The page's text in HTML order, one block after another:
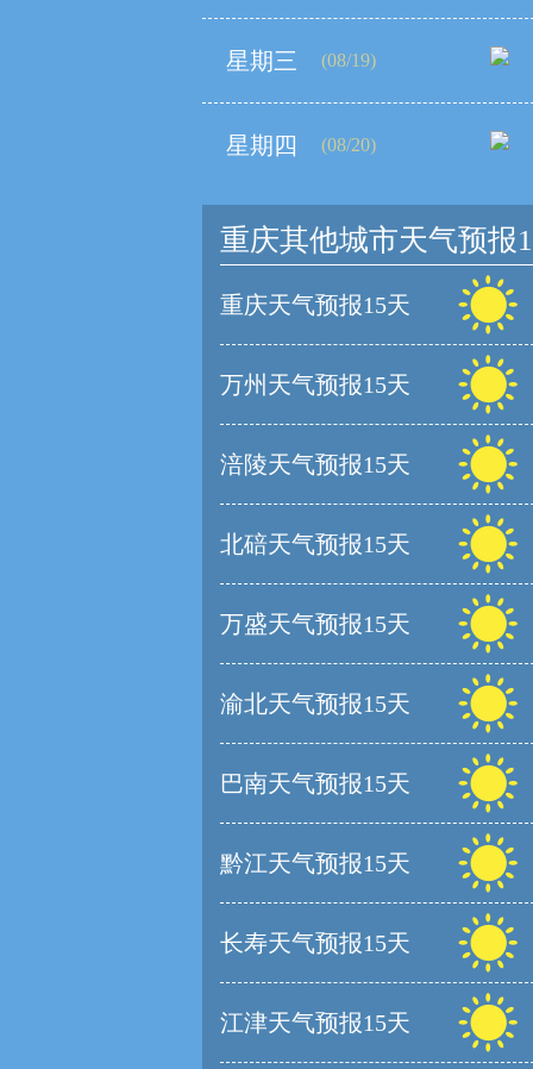
星期三 (08/19)
星期四 (08/20)
重庆其他城市天气预报
重庆天气预报15天
万州天气预报15天
涪陵天气预报15天
北碚天气预报15天
万盛天气预报15天
渝北天气预报15天
巴南天气预报15天
黔江天气预报15天
长寿天气预报15天
江津天气预报15天